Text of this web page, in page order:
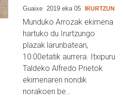
Guaixe 2019 eka 05 IRURTZUN
Munduko Arrozak ekimena
hartuko du Irurtzungo
plazak larunbatean,
10:00etatik aurrera. Itxipuru
Taldeko Alfredo Prietok
ekimenaren nondik
norakoen be…